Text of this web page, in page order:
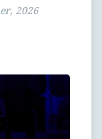
2026